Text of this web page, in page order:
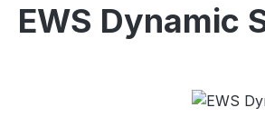
EWS Dynamic